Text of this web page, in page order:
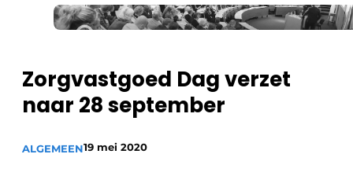
Direct contact
Jubileumboek
Meest gelezen
Nieuwsbrief
Ziekenhuizen
Woonzorg & Verpleeghuizen
Zorgvastgoed Dag verzet
naar 28 september
ALGEMEEN19 mei 2020